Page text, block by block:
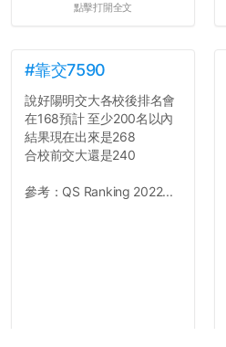
所以只要重新設定4次密碼
真是安全呢...
點擊打開全文
#靠交7590
說好陽明交大各校後排名會
在168預計 至少200名以內
結果現在出來是268
合校前交大還是240
參考：QS Ranking 2022...